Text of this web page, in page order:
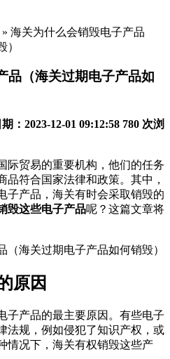
» 海关为什么会销毁电子产品
）
品（海关过期电子产品如
：2023-12-01 09:12:58 780 次浏
际贸易的重要机构，他们的任务
品符合国家法律和政策。其中，
子产品，海关有时会采取销毁的
毁这些电子产品呢？这篇文章将
原因
子产品的最主要原因。有些电子
法规，例如侵犯了知识产权，或
情况下，海关有权销毁这些产